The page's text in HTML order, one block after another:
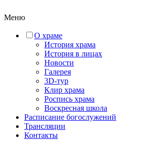
Меню
О храме
История храма
История в лицах
Новости
Галерея
3D-тур
Клир храма
Роспись храма
Воскресная школа
Расписание богослужений
Трансляции
Контакты